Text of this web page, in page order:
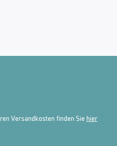
Versandkosten finden Sie hier